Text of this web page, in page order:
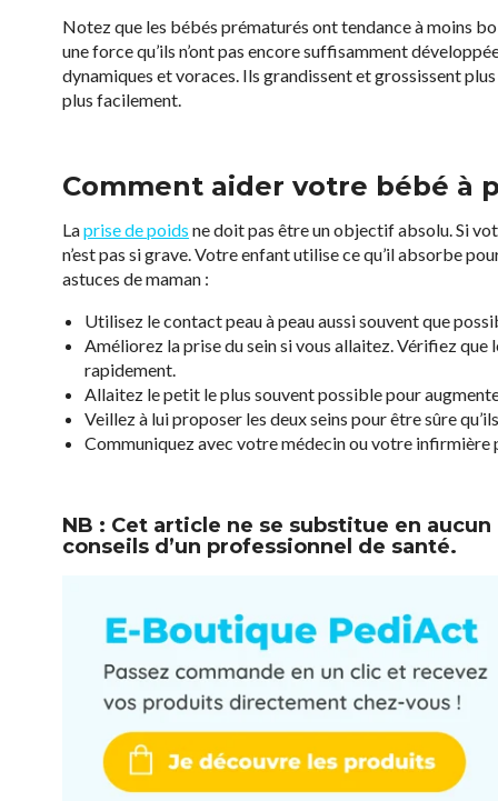
Notez que les bébés prématurés ont tendance à moins
une force qu’ils n’ont pas encore suffisamment
dynamiques et voraces. Ils grandissent et grossissent
plus facilement.
Comment aider votre bébé à
Laprise de poids ne doit pas être un objectif absolu. Si
n’est pas si grave. Votre enfant utilise ce qu’il absorbe
astuces de maman :
Utilisez le contact peau à peau aussi souvent que
Améliorez la prise du sein si vous allaitez. Vérifiez
rapidement.
Allaitez le petit le plus souvent possible pour
Veillez à lui proposer les deux seins pour être sûre
Communiquez avec votre médecin ou votre infirmière
NB : Cet article ne se substitue en
conseils d’un professionnel de santé.